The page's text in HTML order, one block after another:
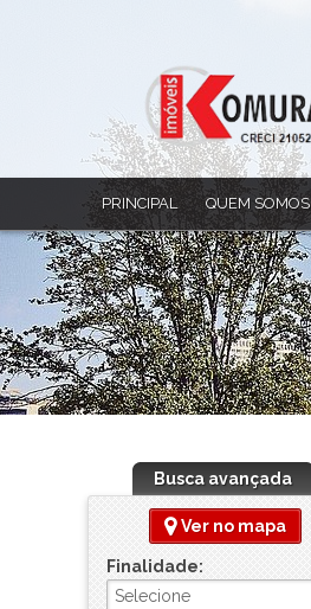
PRINCIPAL QUEM SOMOS
Busca avançada
Ver no mapa
Finalidade: